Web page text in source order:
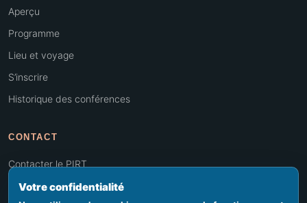
Votre confidentialité
Aperçu
Programme
Lieu et voyage
S’inscrire
Historique des conférences
CONTACT
Contacter le PIRT
Rechercher